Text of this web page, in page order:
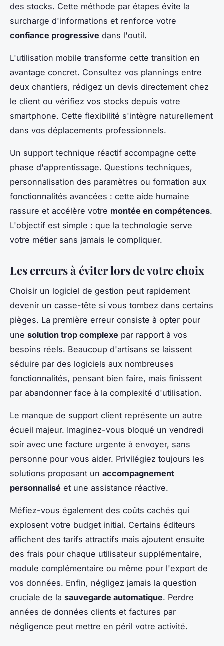
des stocks. Cette méthode par étapes évite la
surcharge d'informations et renforce votre
confiance progressive dans l'outil.
L'utilisation mobile transforme cette transition en
avantage concret. Consultez vos plannings entre
deux chantiers, rédigez un devis directement chez
le client ou vérifiez vos stocks depuis votre
smartphone. Cette flexibilité s'intègre naturellement
dans vos déplacements professionnels.
Un support technique réactif accompagne cette
phase d'apprentissage. Questions techniques,
personnalisation des paramètres ou formation aux
fonctionnalités avancées : cette aide humaine
rassure et accélère votre montée en compétences.
L'objectif est simple : que la technologie serve
votre métier sans jamais le compliquer.
Les erreurs à éviter lors de votre choix
Choisir un logiciel de gestion peut rapidement
devenir un casse-tête si vous tombez dans certains
pièges. La première erreur consiste à opter pour
une solution trop complexe par rapport à vos
besoins réels. Beaucoup d'artisans se laissent
séduire par des logiciels aux nombreuses
fonctionnalités, pensant bien faire, mais finissent
par abandonner face à la complexité d'utilisation.
Le manque de support client représente un autre
écueil majeur. Imaginez-vous bloqué un vendredi
soir avec une facture urgente à envoyer, sans
personne pour vous aider. Privilégiez toujours les
solutions proposant un accompagnement
personnalisé et une assistance réactive.
Méfiez-vous également des coûts cachés qui
explosent votre budget initial. Certains éditeurs
affichent des tarifs attractifs mais ajoutent ensuite
des frais pour chaque utilisateur supplémentaire,
module complémentaire ou même pour l'export de
vos données. Enfin, négligez jamais la question
cruciale de la sauvegarde automatique. Perdre
années de données clients et factures par
négligence peut mettre en péril votre activité.